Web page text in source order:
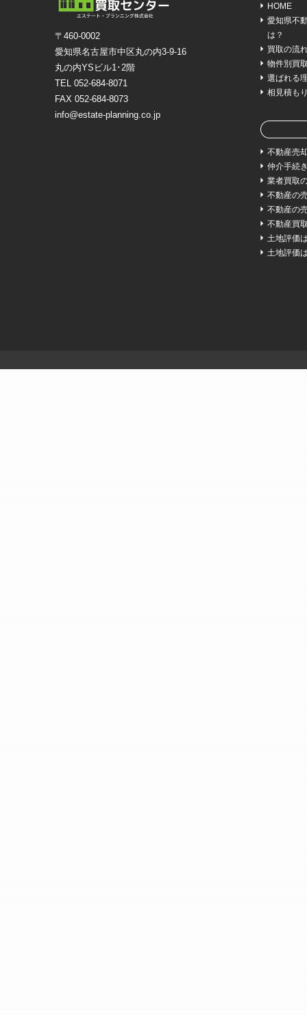
〒460-0002
愛知県名古屋市中区丸の内3-9-16
丸の内YSビル1･2階
TEL 052-684-8071
FAX 052-684-8073
info@estate-planning.co.jp
HOME
愛知県不
は？
買取の流
物件別買
選ばれる
相見積も
不動産売
仲介手続
業者買取
不動産の
不動産の
不動産買
土地評価
土地評価